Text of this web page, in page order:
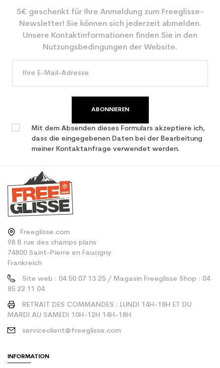
Type de produit Textile
5€ geschenkt für Ihre Anmeldung zum Freeglisse-
Newsletter! Sie können sich jederzeit abmelden.
Unsere Kontaktinformationen finden Sie in den
Nutzungsbedingungen der Website.
ABONNIEREN
Mit dem Absenden dieses Formulars akzeptiere ich,
dass die eingegebenen Daten bei der Bearbeitung
meiner Kontaktanfrage verwendet werden.
Freeglisse.com
98 B rue des champs plans
74800 Saint-Pierre en Faucigny
Frankreich
Site web : 04 50 07 13 25 / Magasin Freeglisse Shop : 04
85 22 11 04
RETRAIT DES COMMANDES : LUNDI 14H-18H ET DU
MARDI AU SAMEDI 10H-12H 14H-18H
serviceclient@freeglisse.com
INFORMATION